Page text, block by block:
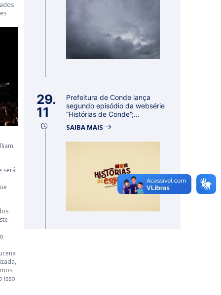
será
isso
29.
11
Prefeitura de Conde lança
segundo episódio da websérie
“Histórias de Conde”;...
SAIBA MAIS